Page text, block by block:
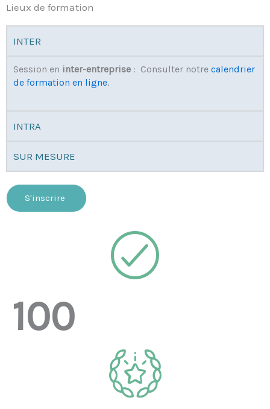
Lieux de formation
INTER
Session en inter-entreprise : Consulter notre calendrier
de formation en ligne.
INTRA
SUR MESURE
S'inscrire
100